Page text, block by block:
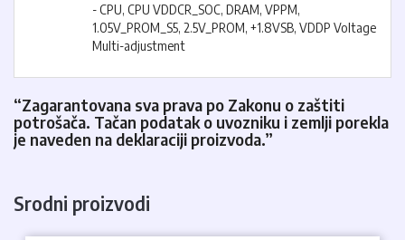
- CPU, CPU VDDCR_SOC, DRAM, VPPM,
1.05V_PROM_S5, 2.5V_PROM, +1.8VSB, VDDP Voltage
Multi-adjustment
“Zagarantovana sva prava po Zakonu o zaštiti
potrošača. Tačan podatak o uvozniku i zemlji porekla
je naveden na deklaraciji proizvoda.”
Srodni proizvodi